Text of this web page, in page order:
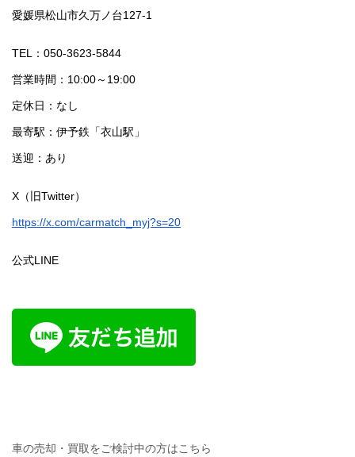
愛媛県松山市久万ノ台127-1
TEL：050-3623-5844
営業時間：10:00～19:00
定休日：なし
最寄駅：伊予鉄「衣山駅」
送迎：あり
X（旧Twitter）
https://x.com/carmatch_myj?s=20
公式LINE
車の売却・買取をご検討中の方はこちら